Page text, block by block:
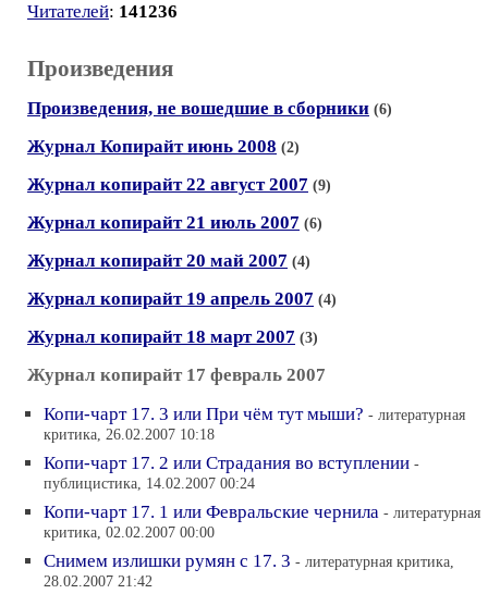
Читателей: 141236
Произведения
Произведения, не вошедшие в сборники (6)
Журнал Копирайт июнь 2008 (2)
Журнал копирайт 22 август 2007 (9)
Журнал копирайт 21 июль 2007 (6)
Журнал копирайт 20 май 2007 (4)
Журнал копирайт 19 апрель 2007 (4)
Журнал копирайт 18 март 2007 (3)
Журнал копирайт 17 февраль 2007
Копи-чарт 17. 3 или При чём тут мыши? - литературная
критика, 26.02.2007 10:18
Копи-чарт 17. 2 или Страдания во вступлении -
публицистика, 14.02.2007 00:24
Копи-чарт 17. 1 или Февральские чернила - литературная
критика, 02.02.2007 00:00
Снимем излишки румян с 17. 3 - литературная критика,
28.02.2007 21:42